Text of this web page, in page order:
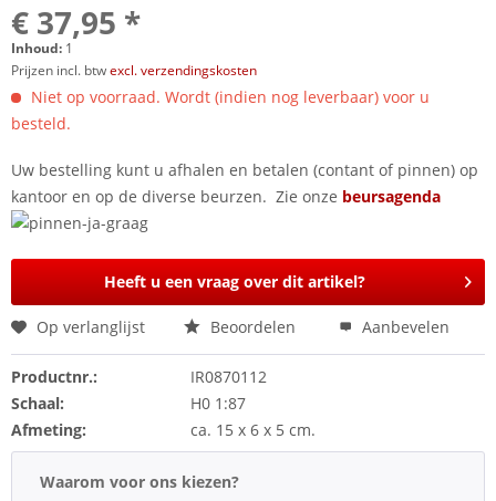
€ 37,95 *
Inhoud: 1
Prijzen incl. btwexcl. verzendingskosten
Niet op voorraad. Wordt (indien nog leverbaar) voor u
besteld.
Uw bestelling kunt u afhalen en betalen (contant of pinnen) op
kantoor en op de diverse beurzen. Zie onze beursagenda
Heeft u een vraag over dit artikel?
Op verlanglijst Beoordelen Aanbevelen
Productnr.:
IR0870112
Schaal:
H0 1:87
Afmeting:
ca. 15 x 6 x 5 cm.
Waarom voor ons kiezen?